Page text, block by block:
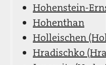
Hohenstein-
Hohenthan
Holleischen
Hradischko